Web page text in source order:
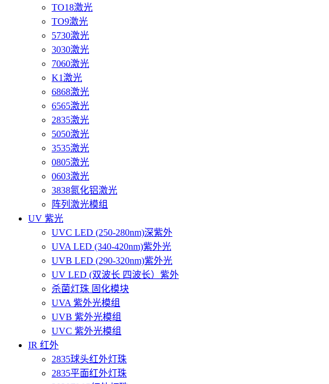
TO18激光
TO9激光
5730激光
3030激光
7060激光
K1激光
6868激光
6565激光
2835激光
5050激光
3535激光
0805激光
0603激光
3838氮化铝激光
阵列激光模组
UV 紫光
UVC LED (250-280nm)深紫外
UVA LED (340-420nm)紫外光
UVB LED (290-320nm)紫外光
UV LED (双波长 四波长）紫外
杀菌灯珠 固化模块
UVA 紫外光模组
UVB 紫外光模组
UVC 紫外光模组
IR 红外
2835球头红外灯珠
2835平面红外灯珠